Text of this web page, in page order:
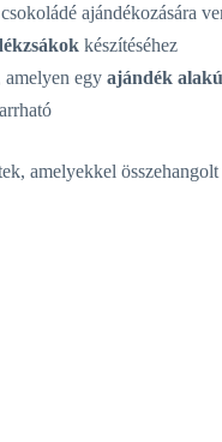
ajándékozására
készítéséhez
amelyen egy ajándék
amelyekkel